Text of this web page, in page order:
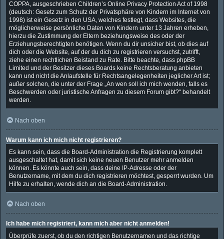
COPPA, ausgeschrieben Children’s Online Privacy Protection Act of 1998
(deutsch: Gesetz zum Schutz der Privatsphäre von Kindern im Internet von
1998) ist ein Gesetz in den USA, welches festlegt, dass Websites, die
möglicherweise persönliche Daten von Kindern unter 13 Jahren erheben,
hierzu die Zustimmung der Eltern beziehungsweise des oder der
Erziehungsberechtigten benötigen. Wenn du dir unsicher bist, ob dies auf
dich oder die Website, auf der du dich zu registrieren versuchst, zutrifft,
ziehe einen rechtlichen Beistand zu Rate. Bitte beachte, dass phpBB
Limited und der Besitzer dieses Boards keine Rechtsberatung anbieten
kann und nicht die Anlaufstelle für Rechtsangelegenheiten jeglicher Art ist;
außer solchen, die unter der Frage „An wen soll ich mich wenden, falls es
Beschwerden oder juristische Anfragen zu diesem Forum gibt?“ behandelt
werden.
Nach oben
Warum kann ich mich nicht registrieren?
Es kann sein, dass die Board-Administration die Registrierung komplett
ausgeschaltet hat, damit sich keine neuen Benutzer mehr anmelden
können. Es könnte auch sein, dass deine IP-Adresse oder der
Benutzername, mit dem du dich registrieren möchtest, gesperrt wurden. Um
Hilfe zu erhalten, wende dich an die Board-Administration.
Nach oben
Ich habe mich registriert, kann mich aber nicht anmelden!
Überprüfe zuerst, ob du den richtigen Benutzernamen und das richtige